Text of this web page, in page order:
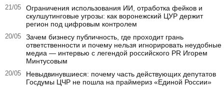
21/05
Ограничения использования ИИ, отработка фейков и
скулшутинговые угрозы: как воронежский ЦУР держит
регион под цифровым контролем
20/05
Зачем бизнесу публичность, где проходит грань
ответственности и почему нельзя игнорировать неудобные
медиа — интервью с легендой российского PR Игорем
Минтусовым
20/05
Невыдвинувшиеся: почему часть действующих депутатов
Госдумы ЦЧР не пошла на праймериз «Единой России»